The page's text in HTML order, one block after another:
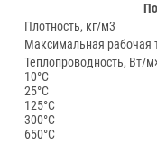
Плотность, кг/м3
Максимальная рабочая
Теплопроводность, Вт/
10°С
25°С
125°С
300°С
650°С